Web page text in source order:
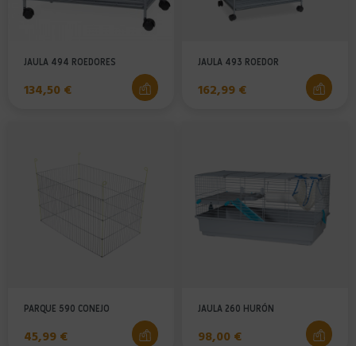
JAULA 494 ROEDORES
Precio
134,50 €
JAULA 493 ROEDOR
Precio
162,99 €
PARQUE 590 CONEJO
Precio
45,99 €
JAULA 260 HURÓN
Precio
98,00 €